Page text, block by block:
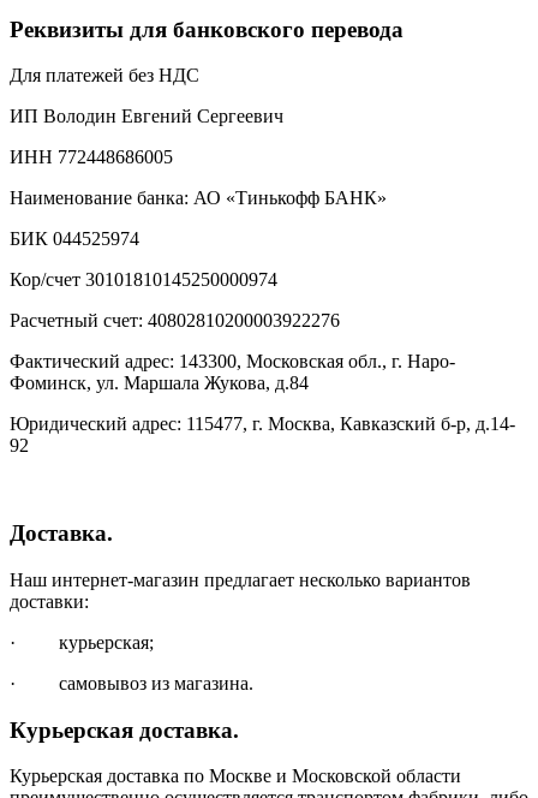
Реквизиты для банковского перевода
Для платежей без НДС
ИП Володин Евгений Сергеевич
ИНН 772448686005
Наименование банка: АО «Тинькофф БАНК»
БИК 044525974
Кор/счет 30101810145250000974
Расчетный счет: 40802810200003922276
Фактический адрес: 143300, Московская обл., г. Наро-
Фоминск, ул. Маршала Жукова, д.84
Юридический адрес: 115477, г. Москва, Кавказский б-р, д.14-
92
Доставка.
Наш интернет-магазин предлагает несколько вариантов
доставки:
· курьерская;
· самовывоз из магазина.
Курьерская доставка.
Курьерская доставка по Москве и Московской области